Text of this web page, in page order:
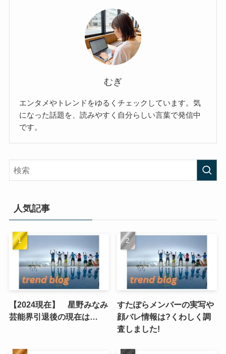
むぎ
エンタメやトレンドをゆるくチェックしています。気
になった話題を、読みやすく自分らしい言葉で発信中
です。
人気記事
【2024現在】 星野みなみ
芸能界引退後の現在は…
すたぽらメンバーの実写や
顔バレ情報は?くわしく調
査しました!